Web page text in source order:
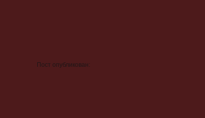
Пост опубликован: